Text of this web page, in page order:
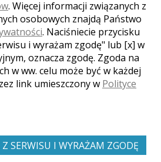
najpiękniejszą pamiątkę
Zobacz więcej
. Więcej informacji związanych z
osobowych znajdą Państwo
. Naciśniecie przycisku
i wyrażam zgodę" lub [x] w
oznacza zgodę. Zgoda na
w ww. celu może być w każdej
link umieszczony w Polityce
SERWISU I WYRAŻAM ZGODĘ